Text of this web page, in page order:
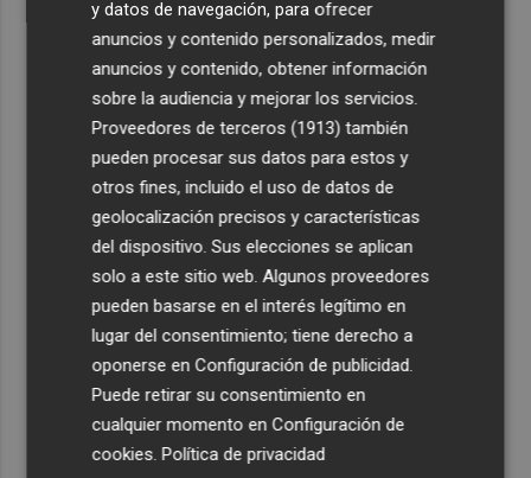
y datos de navegación, para ofrecer
anuncios y contenido personalizados, medir
anuncios y contenido, obtener información
sobre la audiencia y mejorar los servicios.
Proveedores de terceros (1913) también
pueden procesar sus datos para estos y
otros fines, incluido el uso de datos de
geolocalización precisos y características
del dispositivo. Sus elecciones se aplican
solo a este sitio web. Algunos proveedores
pueden basarse en el interés legítimo en
lugar del consentimiento; tiene derecho a
oponerse enConfiguración de publicidad
Puede retirar su consentimiento en
cualquier momento enConfiguración de
cookies .Política de privacidad